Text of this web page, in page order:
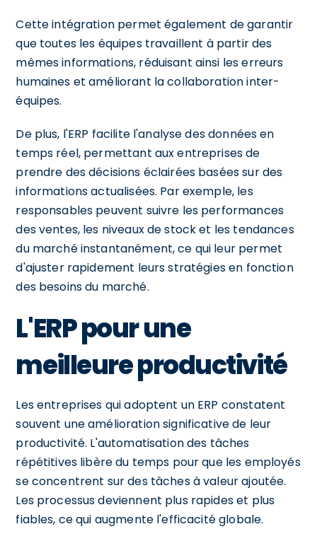
Cette intégration permet également de garantir
que toutes les équipes travaillent à partir des
mêmes informations, réduisant ainsi les erreurs
humaines et améliorant la collaboration inter-
équipes.
De plus, l'ERP facilite l'analyse des données en
temps réel, permettant aux entreprises de
prendre des décisions éclairées basées sur des
informations actualisées. Par exemple, les
responsables peuvent suivre les performances
des ventes, les niveaux de stock et les tendances
du marché instantanément, ce qui leur permet
d'ajuster rapidement leurs stratégies en fonction
des besoins du marché.
L'ERP pour une
meilleure productivité
Les entreprises qui adoptent un ERP constatent
souvent une amélioration significative de leur
productivité. L'automatisation des tâches
répétitives libère du temps pour que les employés
se concentrent sur des tâches à valeur ajoutée.
Les processus deviennent plus rapides et plus
fiables, ce qui augmente l'efficacité globale.